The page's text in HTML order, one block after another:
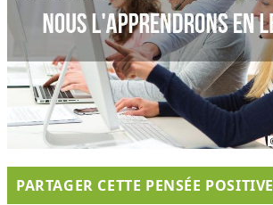
PARTAGER CETTE PENSÉE POSITIVE